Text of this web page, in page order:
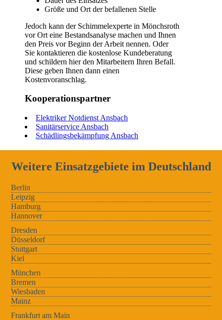
Größe und Ort der befallenen Stelle
Jedoch kann der Schimmelexperte in Mönchsroth
vor Ort eine Bestandsanalyse machen und Ihnen
den Preis vor Beginn der Arbeit nennen. Oder
Sie kontaktieren die kostenlose Kundeberatung
und schildern hier den Mitarbeitern Ihren Befall.
Diese geben Ihnen dann einen
Kostenvoranschlag.
Kooperationspartner
Elektriker Notdienst Ansbach
Sanitärservice Ansbach
Schädlingsbekämpfung Ansbach
Weitere Einsatzgebiete im Deutschland
Berlin
Leipzig
Hamburg
Hannover
Dresden
Düsseldorf
Stuttgart
Kiel
München
Bremen
Wiesbaden
Mainz
Frankfurt am Main